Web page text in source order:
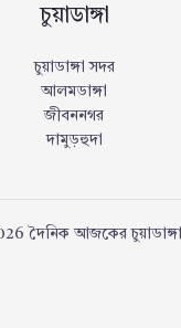
চুয়াডাঙ্গা
চুয়াডাঙ্গা সদর
আলমডাঙ্গা
জীবননগর
দামুড়হুদা
দৈনিক আজকের চুয়াডাঙ্গা